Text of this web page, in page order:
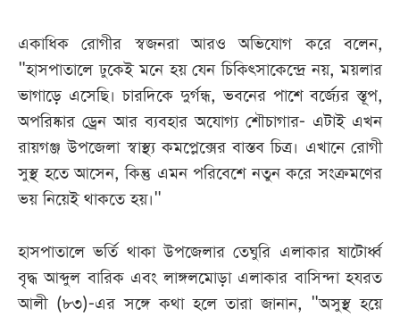
একাধিক রোগীর স্বজনরা আরও অভিযোগ করে বলেন,
"হাসপাতালে ঢুকেই মনে হয় যেন চিকিৎসাকেন্দ্রে নয়, ময়লার
ভাগাড়ে এসেছি। চারদিকে দুর্গন্ধ, ভবনের পাশে বর্জ্যের স্তূপ,
অপরিষ্কার ড্রেন আর ব্যবহার অযোগ্য শৌচাগার- এটাই এখন
রায়গঞ্জ উপজেলা স্বাস্থ্য কমপ্লেক্সের বাস্তব চিত্র। এখানে রোগী
সুস্থ হতে আসেন, কিন্তু এমন পরিবেশে নতুন করে সংক্রমণের
ভয় নিয়েই থাকতে হয়।"
হাসপাতালে ভর্তি থাকা উপজেলার তেঘুরি এলাকার ষাটোর্ধ্ব
বৃদ্ধ আব্দুল বারিক এবং লাঙ্গলমোড়া এলাকার বাসিন্দা হযরত
আলী (৮৩)-এর সঙ্গে কথা হলে তারা জানান, "অসুস্থ হয়ে